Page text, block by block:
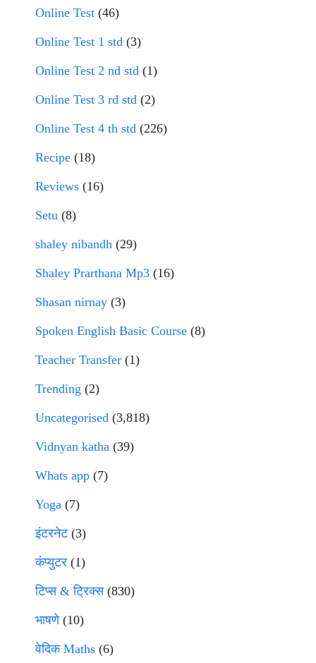
Online Test (46)
Online Test 1 std (3)
Online Test 2 nd std (1)
Online Test 3 rd std (2)
Online Test 4 th std (226)
Recipe (18)
Reviews (16)
Setu (8)
shaley nibandh (29)
Shaley Prarthana Mp3 (16)
Shasan nirnay (3)
Spoken English Basic Course (8)
Teacher Transfer (1)
Trending (2)
Uncategorised (3,818)
Vidnyan katha (39)
Whats app (7)
Yoga (7)
इंटरनेट(3)
कंप्युटर (1)
टिप्स & ट्रिक्स(830)
भाषणे(10)
वेदिक Maths (6)